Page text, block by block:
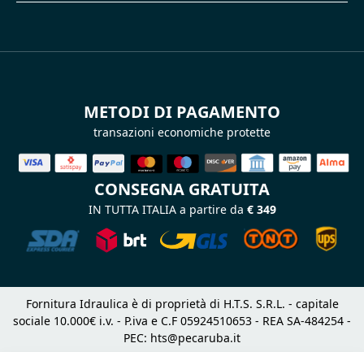
METODI DI PAGAMENTO
transazioni economiche protette
CONSEGNA GRATUITA
IN TUTTA ITALIA a partire da € 349
Fornitura Idraulica è di proprietà di H.T.S. S.R.L. - capitale
sociale 10.000€ i.v. - P.iva e C.F 05924510653 - REA SA-484254 -
PEC: hts@pecaruba.it